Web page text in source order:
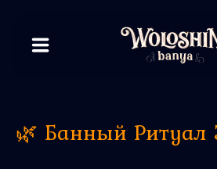
🌿 Банный Ритуал